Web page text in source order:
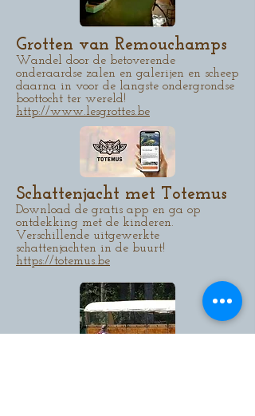
Grotten van Remouchamps
Wandel door de betoverende
onderaardse zalen en galerijen en scheep
daarna in voor de langste ondergrondse
boottocht ter wereld!
http://www.lesgrottes.be
Schattenjacht met Totemus
Download de gratis app en ga op
ontdekking met de kinderen.
Verschillende uitgewerkte
schattenjachten in de buurt!
https://totemus.be